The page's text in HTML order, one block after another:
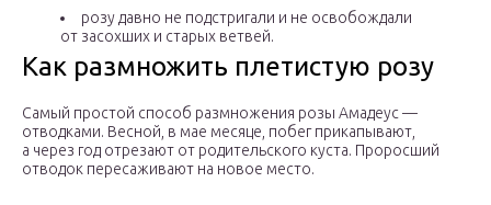
розу давно не подстригали и не освобождали
от засохших и старых ветвей.
Как размножить плетистую розу
Самый простой способ размножения розы Амадеус —
отводками. Весной, в мае месяце, побег прикапывают,
а через год отрезают от родительского куста. Проросший
отводок пересаживают на новое место.